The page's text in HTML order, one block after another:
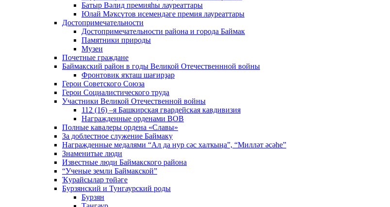
Батыр Вәлид премияһы лауреаттары
Юлай Мәҡсүтов исемендәге премия лауреаттары
Достопримечательности
Достопримечательности района и города Баймак
Памятники природы
Музеи
Почетные граждане
Баймакский район в годы Великой Отечественнной войны
Фронтовик яҡташ шағирҙар
Герои Советского Союза
Герои Социалистического труда
Участники Великой Отечественной войны
112 (16) –я Башкирская гвардейская кавдивизия
Награжденные орденами ВОВ
Полные кавалеры ордена «Славы»
За доблестное служение Баймаку
Награжденные медалями “Ал да нур сәс халҡыңа”, “Милләт әсәһе”
Знаменитые люди
Известные люди Баймакского района
“Ученые земли Баймакской”
Ҡурайсылар төйәге
Бурзянский и Тунгаурский роды
Бурзян